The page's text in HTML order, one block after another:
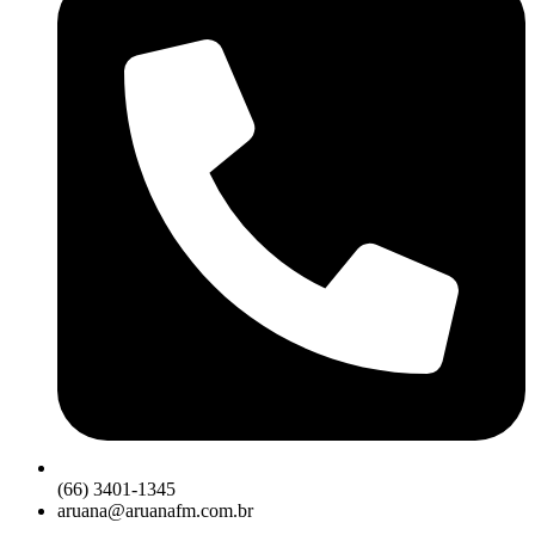
(66) 3401-1345
aruana@aruanafm.com.br